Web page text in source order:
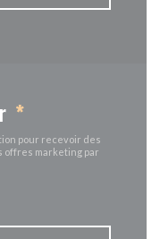
*
pour recevoir des
offres marketing par